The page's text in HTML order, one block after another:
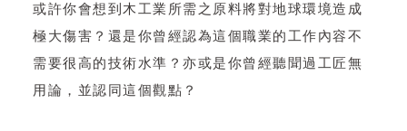
或許你會想到木工業所需之原料將對地球環境造成
極大傷害？還是你曾經認為這個職業的工作內容不
需要很高的技術水準？亦或是你曾經聽聞過工匠無
用論，並認同這個觀點？